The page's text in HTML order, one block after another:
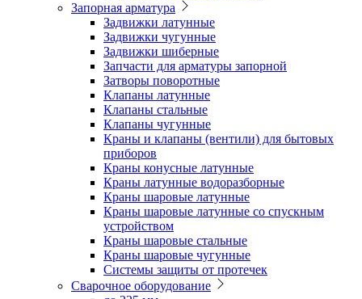
Запорная арматура
Задвижки латунные
Задвижки чугунные
Задвижки шиберные
Запчасти для арматуры запорной
Затворы поворотные
Клапаны латунные
Клапаны стальные
Клапаны чугунные
Краны и клапаны (вентили) для бытовых
приборов
Краны конусные латунные
Краны латунные водоразборные
Краны шаровые латунные
Краны шаровые латунные со спускным
устройством
Краны шаровые стальные
Краны шаровые чугунные
Системы защиты от протечек
Сварочное оборудование